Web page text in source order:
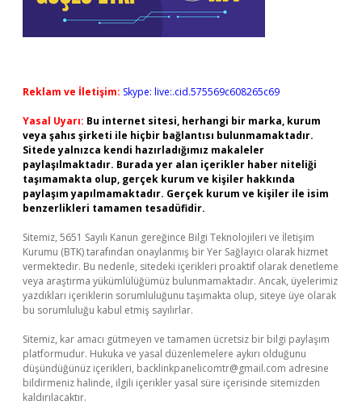
Reklam ve İletişim: Skype: live:.cid.575569c608265c69
Yasal Uyarı: Bu internet sitesi, herhangi bir marka, kurum
veya şahıs şirketi ile hiçbir bağlantısı bulunmamaktadır.
Sitede yalnızca kendi hazırladığımız makaleler
paylaşılmaktadır. Burada yer alan içerikler haber niteliği
taşımamakta olup, gerçek kurum ve kişiler hakkında
paylaşım yapılmamaktadır. Gerçek kurum ve kişiler ile isim
benzerlikleri tamamen tesadüfidir.
Sitemiz, 5651 Sayılı Kanun gereğince Bilgi Teknolojileri ve İletişim
Kurumu (BTK) tarafından onaylanmış bir Yer Sağlayıcı olarak hizmet
vermektedir. Bu nedenle, sitedeki içerikleri proaktif olarak denetleme
veya araştırma yükümlülüğümüz bulunmamaktadır. Ancak, üyelerimiz
yazdıkları içeriklerin sorumluluğunu taşımakta olup, siteye üye olarak
bu sorumluluğu kabul etmiş sayılırlar.
Sitemiz, kar amacı gütmeyen ve tamamen ücretsiz bir bilgi paylaşım
platformudur. Hukuka ve yasal düzenlemelere aykırı olduğunu
düşündüğünüz içerikleri, backlinkpanelicomtr@gmail.com adresine
bildirmeniz halinde, ilgili içerikler yasal süre içerisinde sitemizden
kaldırılacaktır.